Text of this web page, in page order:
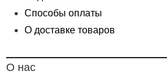
Способы оплаты
О доставке товаров
О нас